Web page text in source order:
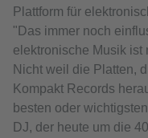
Plattform für
"Das immer noch
elektronische Musik ist
Nicht weil die Platten,
Kompakt Records
besten oder
DJ, der heute um die